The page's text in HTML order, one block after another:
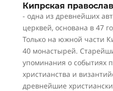
Кипрская
- одна из древнейших
церквей, основана в 47
Только на южной части
40 монастырей.
упоминания о событиях
христианства и
древнейшие